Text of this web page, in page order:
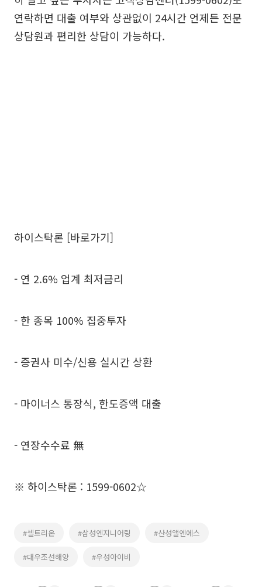
연락하면 대출 여부와 상관없이 24시간 언제든 전문
상담원과 편리한 상담이 가능하다.
하이스탁론 [바로가기]
- 연 2.6% 업계 최저금리
- 한 종목 100% 집중투자
- 증권사 미수/신용 실시간 상환
- 마이너스 통장식, 한도증액 대출
- 연장수수료 無
※ 하이스탁론 : 1599-0602☆
#셀트리온 #삼성엔지니어링 #산성앨엔에스
#대우조선해양 #우성아이비